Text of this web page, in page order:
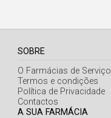
SOBRE
O Farmácias de Serviço
Termos e condições
Política de Privacidade
Contactos
A SUA FARMÁCIA